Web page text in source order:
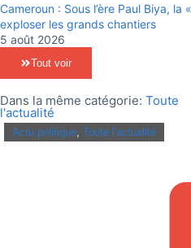
Cameroun : Sous l’ère Paul Biya,
exploser les grands chantiers
5 août 2026
Tout voir
Dans la même catégorie: Toute
l'actualité
Actu politique Toute l'actualité